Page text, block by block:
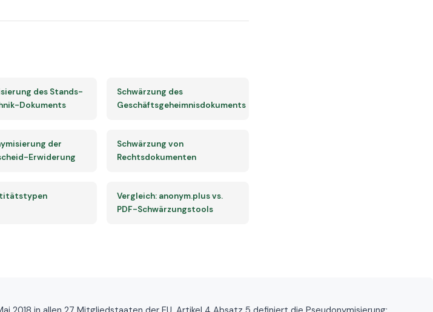
des Stands-
Dokuments
Schwärzung des
Geschäftsgeheimnisdokuments
der
Erwiderung
Schwärzung von
Rechtsdokumenten
Vergleich: anonym.plus vs.
PDF-Schwärzungstools